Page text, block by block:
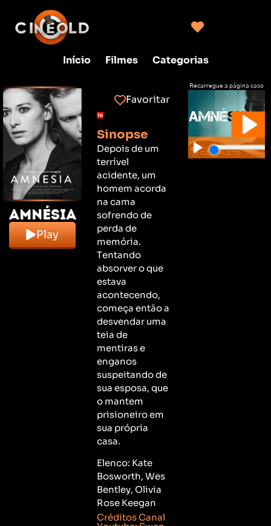
Início Filmes Categorias
Amnésia
Play
Favoritar
Sinopse
Depois de um
terrível
acidente, um
homem acorda
na cama
sofrendo de
perda de
memória.
Tentando
absorver o que
estava
acontecendo,
começa então a
desvendar uma
teia de
mentiras e
enganos
suspeitando de
sua esposa, que
o mantem
prisioneiro em
sua própria
casa.
Elenco: Kate
Bosworth, Wes
Bentley, Olivia
Rose Keegan
Créditos Canal
Recarregue a página caso
não consiga clicar no play